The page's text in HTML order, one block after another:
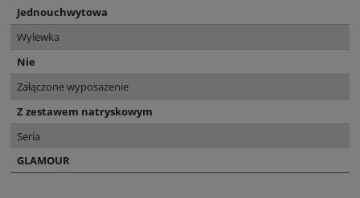
Jednouchwytowa
Wylewka
Nie
Załączone wyposażenie
Z zestawem natryskowym
Seria
GLAMOUR